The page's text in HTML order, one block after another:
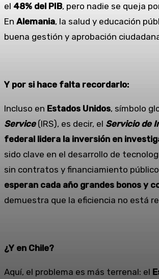
el 48% del PIB, pero nadie se queja
En Alemania, la salud y educación
buena gestión y aprobación
Y por si hace falta recordarlo:
Incluso en Estados Unidos, símbolo
Service(IRS), es decir, el Servicio de
federal lidera la inversión en
sido clave en el desarrollo de
sin contratos y financiamiento
esperan cada año grandes bonos y
demuestra que la eficiencia no está
¿Y en Chile?
Aquí, el problema es más terrenal: el